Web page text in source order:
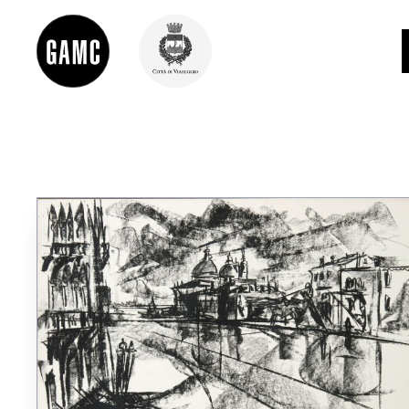
DIDATTICA
SHOP
LE COLLEZIONI
GLI AUTORI
LORENZO VIANI
MOSTRE
EVENTI
PALAZZO DELLE MUSE